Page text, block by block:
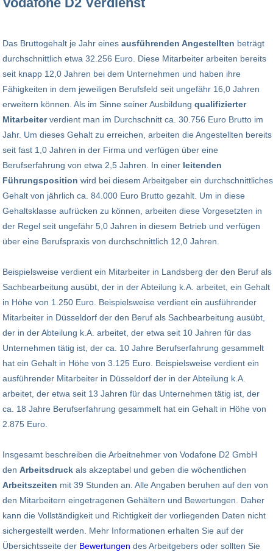
Das Bruttogehalt je Jahr eines ausführenden Angestellten beträgt
durchschnittlich etwa 32.256 Euro. Diese Mitarbeiter arbeiten bereits
seit knapp 12,0 Jahren bei dem Unternehmen und haben ihre
Fähigkeiten in dem jeweiligen Berufsfeld seit ungefähr 16,0 Jahren
erweitern können. Als im Sinne seiner Ausbildung qualifizierter
Mitarbeiterverdient man im Durchschnitt ca. 30.756 Euro Brutto im
Jahr. Um dieses Gehalt zu erreichen, arbeiten die Angestellten bereits
seit fast 1,0 Jahren in der Firma und verfügen über eine
Berufserfahrung von etwa 2,5 Jahren. In einer leitenden
Führungsposition wird bei diesem Arbeitgeber ein durchschnittliches
Gehalt von jährlich ca. 84.000 Euro Brutto gezahlt. Um in diese
Gehaltsklasse aufrücken zu können, arbeiten diese Vorgesetzten in
der Regel seit ungefähr 5,0 Jahren in diesem Betrieb und verfügen
über eine Berufspraxis von durchschnittlich 12,0 Jahren.
Beispielsweise verdient ein Mitarbeiter in Landsberg der den Beruf als
Sachbearbeitung ausübt, der in der Abteilung k.A. arbeitet, ein Gehalt
in Höhe von 1.250 Euro. Beispielsweise verdient ein ausführender
Mitarbeiter in Düsseldorf der den Beruf als Sachbearbeitung ausübt,
der in der Abteilung k.A. arbeitet, der etwa seit 10 Jahren für das
Unternehmen tätig ist, der ca. 10 Jahre Berufserfahrung gesammelt
hat ein Gehalt in Höhe von 3.125 Euro. Beispielsweise verdient ein
ausführender Mitarbeiter in Düsseldorf der in der Abteilung k.A.
arbeitet, der etwa seit 13 Jahren für das Unternehmen tätig ist, der
ca. 18 Jahre Berufserfahrung gesammelt hat ein Gehalt in Höhe von
2.875 Euro.
Insgesamt beschreiben die Arbeitnehmer von Vodafone D2 GmbH
den Arbeitsdruck als akzeptabel und geben die wöchentlichen
Arbeitszeiten mit 39 Stunden an. Alle Angaben beruhen auf den von
den Mitarbeitern eingetragenen Gehältern und Bewertungen. Daher
kann die Vollständigkeit und Richtigkeit der vorliegenden Daten nicht
sichergestellt werden. Mehr Informationen erhalten Sie auf der
Übersichtsseite der Bewertungen des Arbeitgebers oder sollten Sie